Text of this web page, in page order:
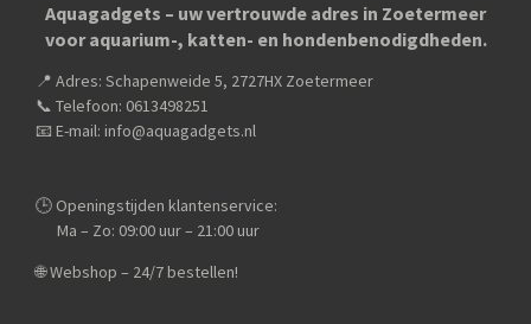
b
o
k
a
g
a
m
s
A
p
Aquagadgets – uw vertrouwde adres in Zoetermeer
voor aquarium-, katten- en hondenbenodigdheden.
📍 Adres: Schapenweide 5, 2727HX Zoetermeer
📞 Telefoon: 0613498251
📧 E-mail: info@aquagadgets.nl
🕒 Openingstijden klantenservice:
Ma – Zo: 09:00 uur – 21:00 uur
🌐 Webshop – 24/7 bestellen!